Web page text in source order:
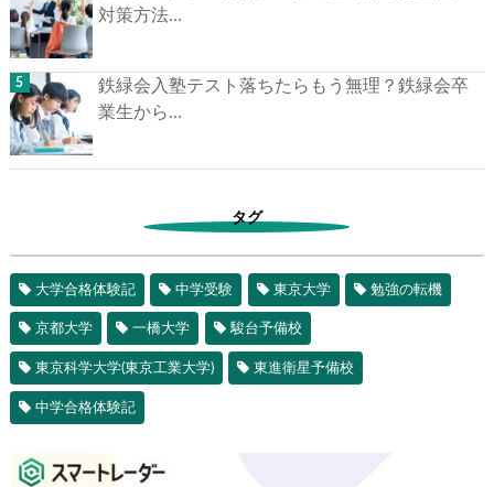
対策方法...
鉄緑会入塾テスト落ちたらもう無理？鉄緑会卒
業生から...
タグ
大学合格体験記 中学受験 東京大学 勉強の転機
京都大学 一橋大学 駿台予備校
東京科学大学(東京工業大学) 東進衛星予備校
中学合格体験記